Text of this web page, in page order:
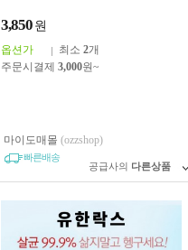
3,850 원
옵션가 최소 2개
주문시결제 3,000원~
마이도매몰 (ozzshop)
빠른배송
공급사의 다른상품